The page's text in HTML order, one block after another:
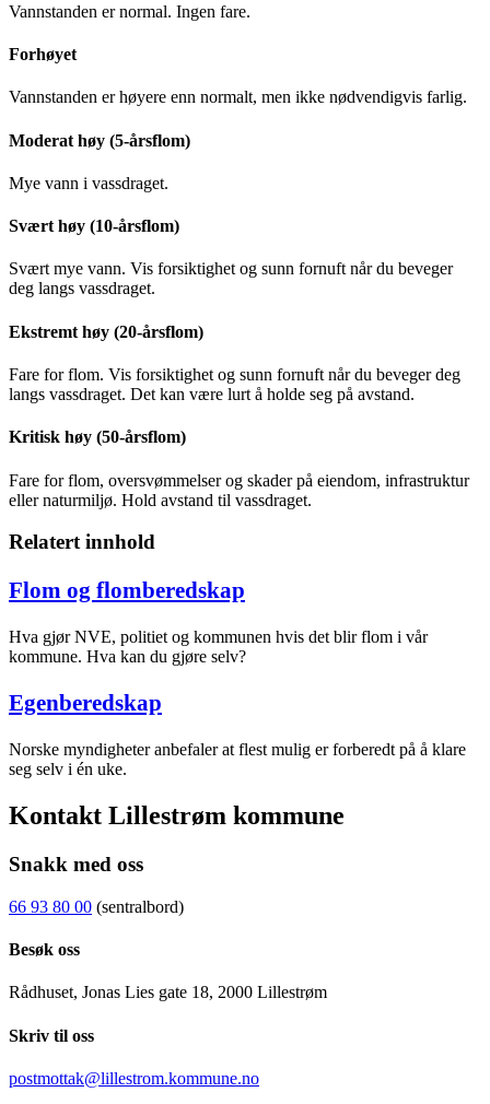
Vannstanden er normal. Ingen fare.
Forhøyet
Vannstanden er høyere enn normalt, men ikke nødvendigvis farlig.
Moderat høy (5-årsflom)
Mye vann i vassdraget.
Svært høy (10-årsflom)
Svært mye vann. Vis forsiktighet og sunn fornuft når du beveger
deg langs vassdraget.
Ekstremt høy (20-årsflom)
Fare for flom. Vis forsiktighet og sunn fornuft når du beveger deg
langs vassdraget. Det kan være lurt å holde seg på avstand.
Kritisk høy (50-årsflom)
Fare for flom, oversvømmelser og skader på eiendom, infrastruktur
eller naturmiljø. Hold avstand til vassdraget.
Relatert innhold
Flom og flomberedskap
Hva gjør NVE, politiet og kommunen hvis det blir flom i vår
kommune. Hva kan du gjøre selv?
Egenberedskap
Norske myndigheter anbefaler at flest mulig er forberedt på å klare
seg selv i én uke.
Kontakt Lillestrøm kommune
Snakk med oss
66 93 80 00 (sentralbord)
Besøk oss
Rådhuset, Jonas Lies gate 18, 2000 Lillestrøm
Skriv til oss
postmottak@lillestrom.kommune.no